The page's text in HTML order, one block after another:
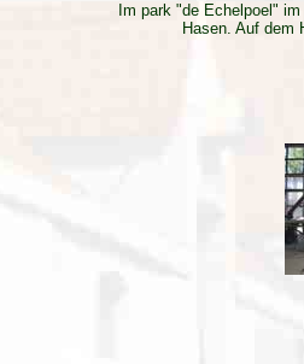
Im park "de Echelpoel"
Hasen. Auf dem